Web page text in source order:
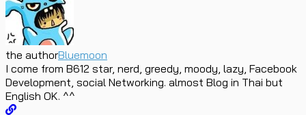
the authorBluemoon
I come from B612 star, nerd, greedy, moody, lazy, Facebook
Development, social Networking. almost Blog in Thai but
English OK. ^^